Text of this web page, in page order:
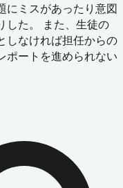
にミスがあったり意図
した。 また、生徒の
しなければ担任からの
ポートを進められない